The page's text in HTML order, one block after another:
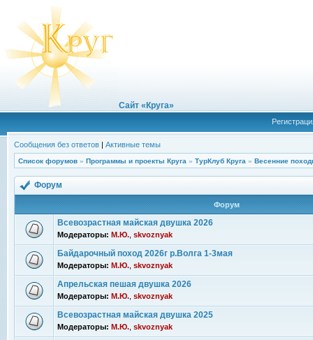
Сайт «Круга»
Сообщения без ответов | Активные темы
Список форумов » Программы и проекты Круга » ТурКлуб Круга » Весенние
Форум
Форум
Всевозрастная майская двушка 2026
Модераторы: М.Ю. skvoznyak
Байдарочный поход 2026г р.Волга 1-3мая
Модераторы: М.Ю. skvoznyak
Апрельская пешая двушка 2026
Модераторы: М.Ю. skvoznyak
Всевозрастная майская двушка 2025
Модераторы: М.Ю. skvoznyak